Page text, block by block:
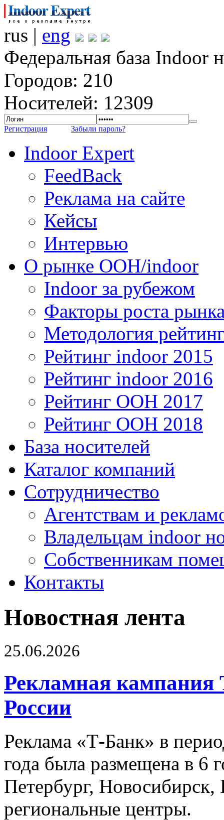
rus | eng
Федеральная база Indoor
Городов: 210
Носителей: 12309
Регистрация Забыли пароль?
Indoor Expert
FeedBack
Реклама на сайте
Кейсы
Интервью
О рынке OOH/indoor
Indoor за рубежом
Факторы роста
Методология
Рейтинг indoor 2015
Рейтинг indoor 2016
Рейтинг OOH 2017
Рейтинг OOH 2018
База носителей
Каталог компаний
Сотрудничество
Агентствам и
Владельцам indoor
Собственникам
Контакты
Новостная лента
25.06.2026
Рекламная кампания
России
Реклама «Т-Банк» в
года была размещена в 6
Петербург,
региональные центры.